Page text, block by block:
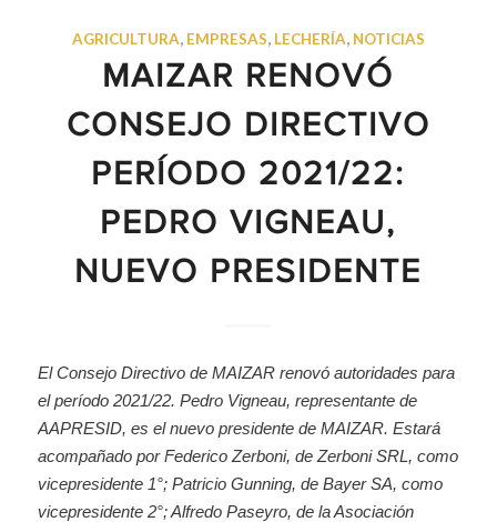
AGRICULTURA, EMPRESAS, LECHERÍA, NOTICIAS
MAIZAR RENOVÓ
CONSEJO DIRECTIVO
PERÍODO 2021/22:
PEDRO VIGNEAU,
NUEVO PRESIDENTE
El Consejo Directivo de MAIZAR renovó autoridades para
el período 2021/22. Pedro Vigneau, representante de
AAPRESID, es el nuevo presidente de MAIZAR. Estará
acompañado por Federico Zerboni, de Zerboni SRL, como
vicepresidente 1°; Patricio Gunning, de Bayer SA, como
vicepresidente 2°; Alfredo Paseyro, de la Asociación